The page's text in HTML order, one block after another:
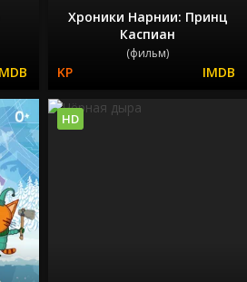
Хроники Нарнии: Принц
Каспиан
(фильм)
HD